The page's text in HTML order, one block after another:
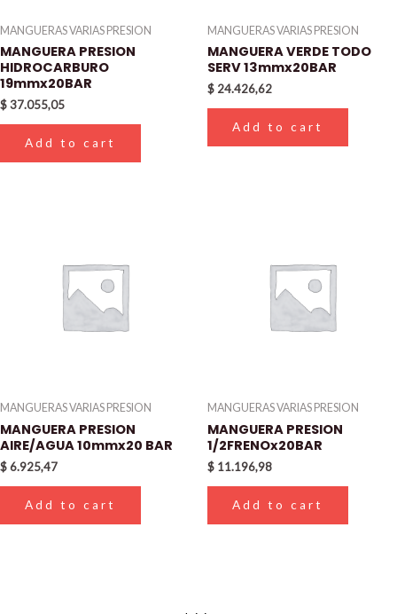
MANGUERAS VARIAS PRESION
MANGUERA PRESION
HIDROCARBURO
19mmx20BAR
$37.055,05
Add to cart
MANGUERAS VARIAS PRESION
MANGUERA VERDE TODO
SERV 13mmx20BAR
$ 24.426,62
Add to cart
MANGUERAS VARIAS PRESION
MANGUERA PRESION
AIRE/AGUA 10mmx20 BAR
$6.925,47
Add to cart
MANGUERAS VARIAS PRESION
MANGUERA PRESION
1/2FRENOx20BAR
$ 11.196,98
Add to cart